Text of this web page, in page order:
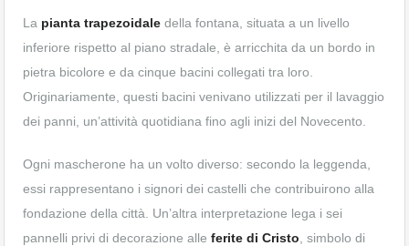
La pianta trapezoidale della fontana, situata a un livello
inferiore rispetto al piano stradale, è arricchita da un bordo in
pietra bicolore e da cinque bacini collegati tra loro.
Originariamente, questi bacini venivano utilizzati per il lavaggio
dei panni, un’attività quotidiana fino agli inizi del Novecento.
Ogni mascherone ha un volto diverso: secondo la leggenda,
essi rappresentano i signori dei castelli che contribuirono alla
fondazione della città. Un’altra interpretazione lega i sei
pannelli privi di decorazione alle ferite di Cristo , simbolo di